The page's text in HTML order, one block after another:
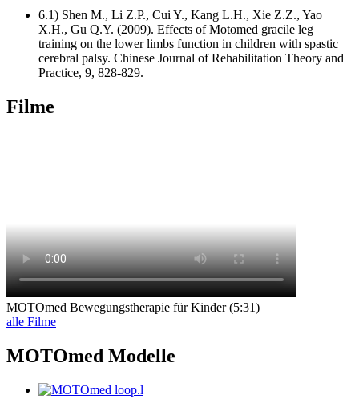
6.1) Shen M., Li Z.P., Cui Y., Kang L.H., Xie Z.Z., Yao
X.H., Gu Q.Y. (2009). Effects of Motomed gracile leg
training on the lower limbs function in children with spastic
cerebral palsy. Chinese Journal of Rehabilitation Theory and
Practice, 9, 828-829.
Filme
MOTOmed Bewegungstherapie für Kinder (5:31)
alle Filme
MOTOmed Modelle